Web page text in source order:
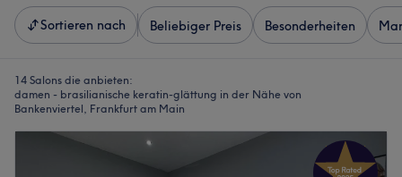
Sortieren nach Beliebiger Preis Besonderheiten
14 Salons die anbieten:
damen - brasilianische keratin-glättung in der Nähe von
Bankenviertel, Frankfurt am Main